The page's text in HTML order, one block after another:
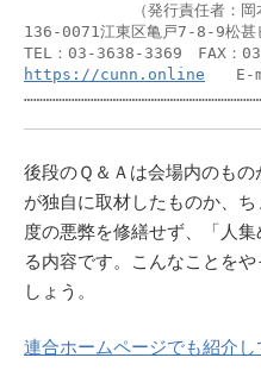
（発行責任者：岡本
136-0071江東区亀戸7-8-9松甚
https://cunn.online E-
後段のＱ＆Ａは会場内のも
が独自に取材したものか、
度の悪弊を修繕せず、「人
る内容です。こんなことを
しょう。
連合ホームページでも紹介し